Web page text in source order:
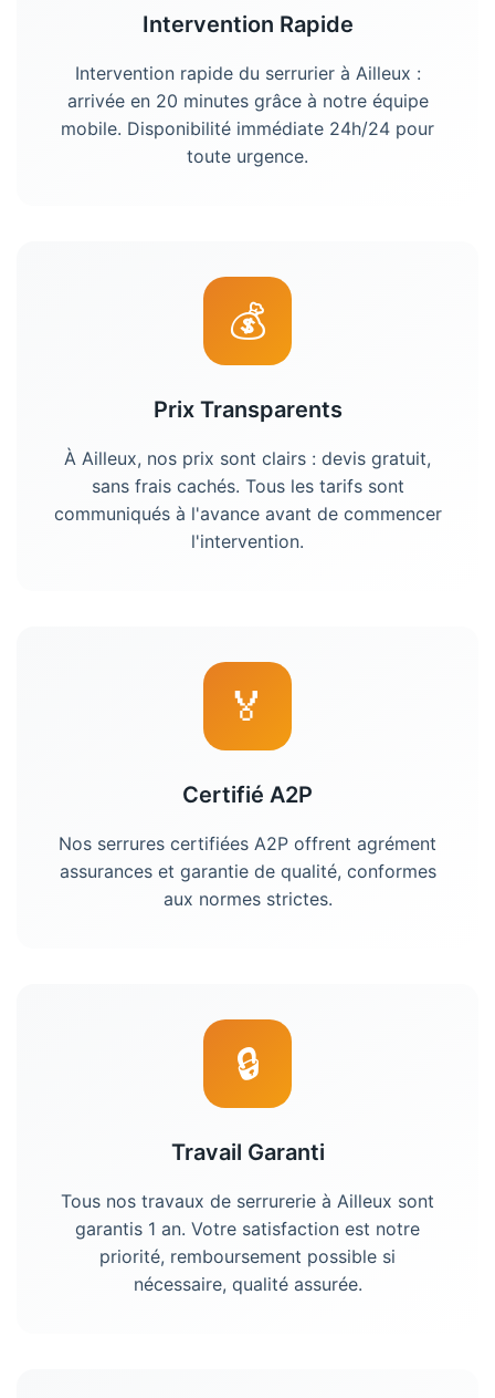
Intervention Rapide
Intervention rapide du serrurierà Ailleux :
arrivée en 20 minutes grâce à notre équipe
mobile. Disponibilité immédiate 24h/24 pour
toute urgence.
💰
Prix Transparents
À Ailleux, nos prix sont clairs : devis gratuit,
sans frais cachés. Tous les tarifs sont
communiqués à l'avance avant de commencer
l'intervention.
🏅
Certifié A2P
Nos serrures certifiées A2P offrent agrément
assurances et garantie de qualité, conformes
aux normes strictes.
🔒
Travail Garanti
Tous nos travaux de serrurerie à Ailleux sont
garantis 1 an. Votre satisfaction est notre
priorité, remboursement possible si
nécessaire, qualité assurée.